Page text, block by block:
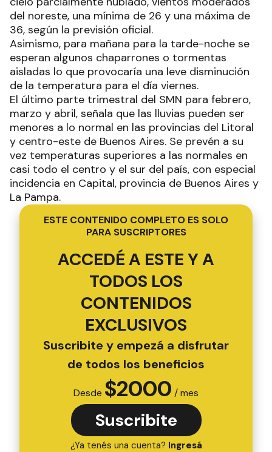
del noreste, una mínima de 26 y una máxima de
36, según la previsión oficial.
Asimismo, para mañana para la tarde-noche se
esperan algunos chaparrones o tormentas
aisladas lo que provocaría una leve disminución
de la temperatura para el día viernes.
El último parte trimestral del SMN para febrero,
marzo y abril, señala que las lluvias pueden ser
menores a lo normal en las provincias del Litoral
y centro-este de Buenos Aires. Se prevén a su
vez temperaturas superiores a las normales en
casi todo el centro y el sur del país, con especial
incidencia en Capital, provincia de Buenos Aires y
La Pampa.
ESTE CONTENIDO COMPLETO ES SOLO
PARA SUSCRIPTORES
ACCEDÉ A ESTE Y A
TODOS LOS
CONTENIDOS
EXCLUSIVOS
Suscribite y empezá a disfrutar
de todos los beneficios
Desde $2000 / mes
Suscribite
¿Ya tenés una cuenta? Ingresá